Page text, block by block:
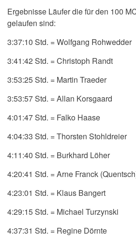
Ergebnisse Läufer die für den 100
gelaufen sind:
3:37:10 Std. = Wolfgang Rohwedder
3:41:42 Std. = Christoph Randt
3:53:25 Std. = Martin Traeder
3:53:57 Std. = Allan Korsgaard
4:01:47 Std. = Falko Haase
4:04:33 Std. = Thorsten Stohldreier
4:11:40 Std. = Burkhard Löher
4:20:41 Std. = Arne Franck
4:23:01 Std. = Klaus Bangert
4:29:15 Std. = Michael Turzynski
4:37:31 Std. = Regine Dörnte